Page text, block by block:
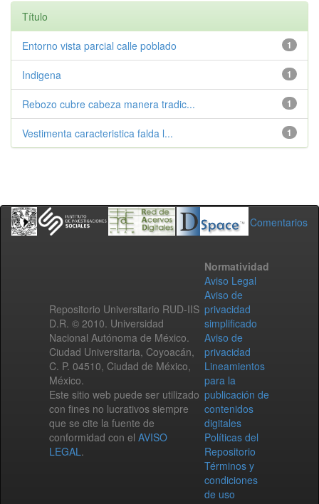
Título
1
Entorno vista parcial calle poblado
1
Indigena
1
Rebozo cubre cabeza manera tradic...
1
Vestimenta caracteristica falda l...
Comentarios
Repositorio Universitario RUD-IIS
D.R. © 2010. Universidad
Nacional Autónoma de México.
Ciudad Universitaria, Coyoacán,
C. P. 04510, Ciudad de México,
México.
Este sitio web puede ser utilizado
con fines no lucrativos siempre
que se cite la fuente de
conformidad con el AVISO
LEGAL.
Normatividad
Aviso Legal
Aviso de
privacidad
simplificado
Aviso de
privacidad
Lineamientos
para la
publicación de
contenidos
digitales
Políticas del
Repositorio
Términos y
condiciones
de uso